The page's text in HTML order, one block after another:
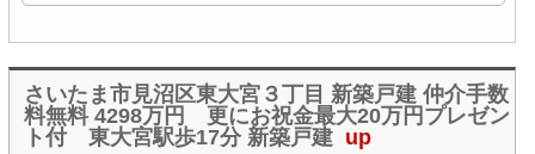
さいたま市見沼区東大宮３丁目 新築戸建 仲介手数
料無料 4298万円 更にお祝金最大20万円プレゼン
ト付 東大宮駅歩17分 新築戸建 up